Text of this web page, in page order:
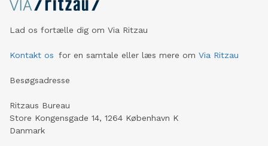
Lad os fortælle dig om Via Ritzau
Kontakt os for en samtale eller læs mere om Via Ritzau
Besøgsadresse
Ritzaus Bureau
Store Kongensgade 14, 1264 København K
Danmark